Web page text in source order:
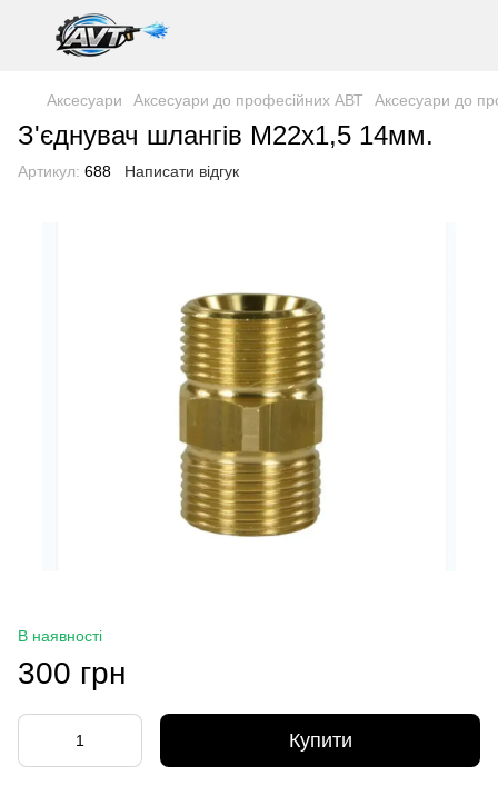
Аксесуари Аксесуари до професійних АВТ Аксесуари до
З'єднувач шлангів М22х1,5 14мм.
Артикул: 688 Написати відгук
В наявності
300 грн
Купити